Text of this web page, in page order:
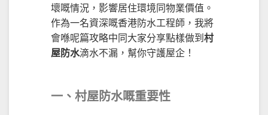
壞嘅情況，影響居住環境同物業價值。
作為一名資深嘅香港防水工程師，我將
會喺呢篇攻略中同大家分享點樣做到 村
屋防水滴水不漏，幫你守護屋企！
一、村屋防水嘅重要性